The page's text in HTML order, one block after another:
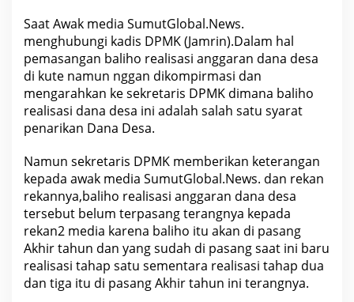
g
a
r
a
T
i
d
a
k
T
p
a
a
n
g
K
a
d
i
s
Saat Awak media SumutGlobal.News.
menghubungi kadis DPMK (Jamrin).Dalam hal
pemasangan baliho realisasi anggaran dana desa
di kute namun nggan dikompirmasi dan
mengarahkan ke sekretaris DPMK dimana baliho
realisasi dana desa ini adalah salah satu syarat
penarikan Dana Desa.
Namun sekretaris DPMK memberikan keterangan
kepada awak media SumutGlobal.News. dan rekan
rekannya,baliho realisasi anggaran dana desa
tersebut belum terpasang terangnya kepada
rekan2 media karena baliho itu akan di pasang
Akhir tahun dan yang sudah di pasang saat ini baru
realisasi tahap satu sementara realisasi tahap dua
dan tiga itu di pasang Akhir tahun ini terangnya.